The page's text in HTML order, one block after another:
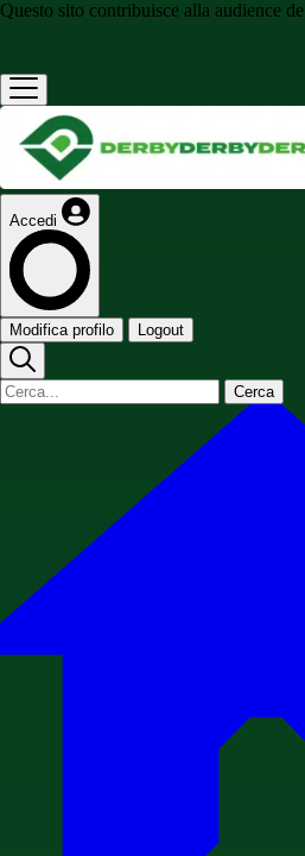
Questo sito contribuisce alla audience de
Accedi
Modifica profilo Logout
Cerca